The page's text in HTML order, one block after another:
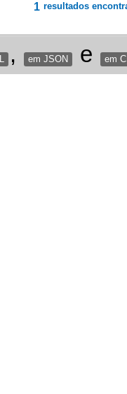
1 resultados
, em JSON e em